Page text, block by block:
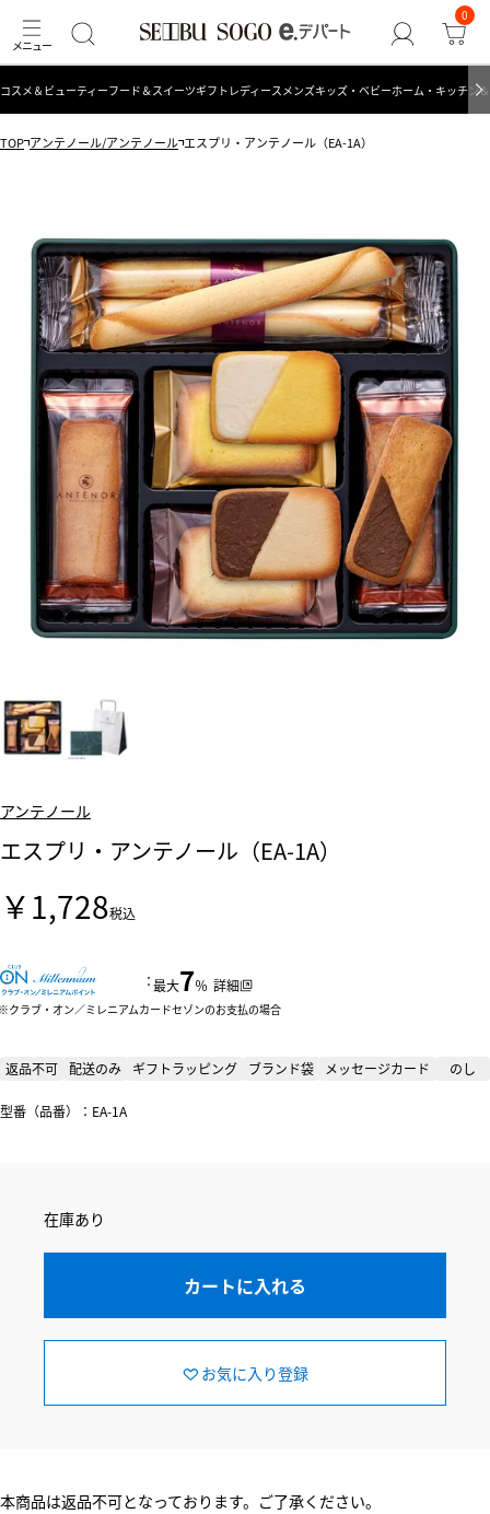
0
コスメ＆ビューティーフード＆スイーツギフト レディース メンズキッズ・ベビーホーム・キッチン
TOP アンテノール/アンテノール エスプリ・アンテノール（EA-1A）
アンテノール
エスプリ・アンテノール（EA-1A）
￥1,728税込
：最大7％ 詳細
クラブ・オン／ミレニアムカードセゾンのお支払の場合
返品不可 配送のみ ギフトラッピング ブランド袋 メッセージカード のし
型番（品番）：EA-1A
在庫あり
カートに入れる
お気に入り登録
本商品は返品不可となっております。ご了承ください。